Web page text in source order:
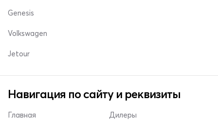
Genesis
Volkswagen
Jetour
Навигация по сайту и реквизиты
Главная Дилеры